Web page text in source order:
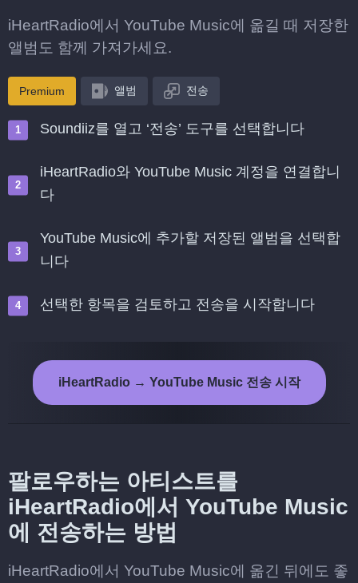
iHeartRadio에서 YouTube Music에 옮길 때 저장한
앨범도 함께 가져가세요.
Premium 앨범 전송
Soundiiz를 열고 ‘전송’ 도구를 선택합니다
iHeartRadio와 YouTube Music 계정을 연결합니
다
YouTube Music에 추가할 저장된 앨범을 선택합
니다
선택한 항목을 검토하고 전송을 시작합니다
iHeartRadio → YouTube Music 전송 시작
팔로우하는 아티스트를
iHeartRadio에서 YouTube Music
에 전송하는 방법
iHeartRadio에서 YouTube Music에 옮긴 뒤에도 좋